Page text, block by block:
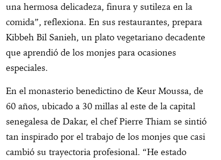
una hermosa delicadeza, finura y sutileza en la
comida”, reflexiona. En sus restaurantes, prepara
Kibbeh Bil Sanieh, un plato vegetariano decadente
que aprendió de los monjes para ocasiones
especiales.
En el monasterio benedictino de Keur Moussa, de
60 años, ubicado a 30 millas al este de la capital
senegalesa de Dakar, el chef Pierre Thiam se sintió
tan inspirado por el trabajo de los monjes que casi
cambió su trayectoria profesional. “He estado